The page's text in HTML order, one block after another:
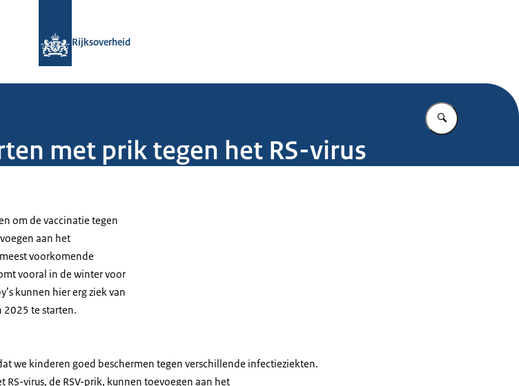
Rijksoverheid
Vul in wat u
met prik tegen het RS-virus
om de vaccinatie tegen
aan het
voorkomende
vooral in de winter voor
kunnen hier erg ziek van
2025 te starten.
we kinderen goed beschermen tegen verschillende infectieziekten.
virus, de RSV-prik, kunnen toevoegen aan het